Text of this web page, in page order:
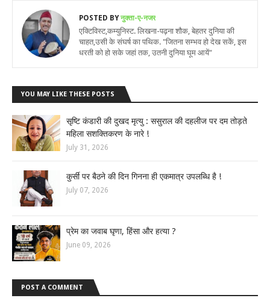
POSTED BYनुक्ता-ए-नजर
एक्टिविस्ट,कम्युनिस्ट. लिखना-पढ़ना शौक, बेहतर दुनिया की
चाहत,उसी के संघर्ष का पथिक. "जितना सम्भव हो देख सकें, इस
धरती को हो सके जहां तक, उतनी दुनिया घूम आयें"
YOU MAY LIKE THESE POSTS
सृष्टि कंडारी की दुखद मृत्यु : ससुराल की दहलीज पर दम तोड़ते
महिला सशक्तिकरण के नारे !
July 31, 2026
कुर्सी पर बैठने की दिन गिनना ही एकमात्र उपलब्धि है !
July 07, 2026
प्रेम का जवाब घृणा, हिंसा और हत्या ?
June 09, 2026
POST A COMMENT